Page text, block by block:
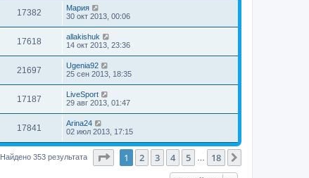
17382
Мария
30 окт 2013, 00:06
17618
allakishuk
14 окт 2013, 23:36
21697
Ugenia92
25 сен 2013, 18:35
17187
LiveSport
29 авг 2013, 01:47
17841
Arina24
02 июл 2013, 17:15
Найдено 353 результата Страница1 из 18
1 2 3 4 5 18